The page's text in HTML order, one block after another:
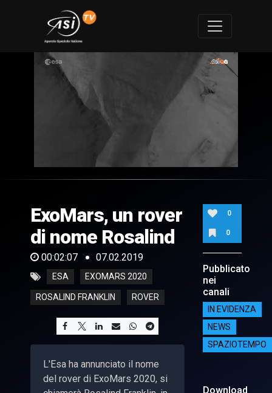
of
7
seconds
ExoMars, un rover
di nome Rosalind
00:02:07 07.02.2019
ESA EXOMARS 2020
ROSALIND FRANKLIN ROVER
L'Esa ha annunciato il nome
del rover di ExoMars 2020, si
0
0
Pubblicato
nei
canali
IN EVIDENZA
NEWS
SPAZIOTEMPO
Download